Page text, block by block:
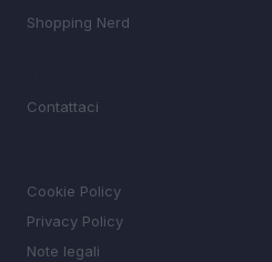
Shopping Nerd
Contattaci
Cookie Policy
Privacy Policy
Note legali